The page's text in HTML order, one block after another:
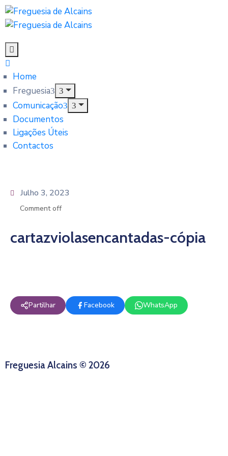
Home
Freguesia
Comunicação
Documentos
Ligações Úteis
Contactos
Julho 3, 2023
Comment off
cartazviolasencantadas-cópia
Partilhar Facebook WhatsApp
Freguesia Alcains © 2026